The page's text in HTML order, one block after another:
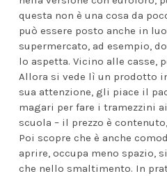
questa non è una cosa da
può essere posto anche in
supermercato, ad esempio,
lo aspetta. Vicino alle casse,
Allora si vede lì un prodotto
sua attenzione, gli piace il
magari per fare i tramezzini
scuola – il prezzo è
Poi scopre che è anche
aprire, occupa meno spazio,
che nello smaltimento. In